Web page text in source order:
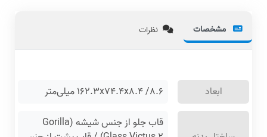
مشخصات نظرات
ابعاد ۱۶۲.۳x۷۴.۴x۸.۴ /۸.۶ میلی‌متر
قاب جلو از جنس شیشه (Gorilla